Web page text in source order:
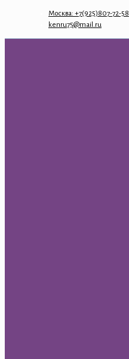
Москва: +7(925)807-72-58
kenru75@mail.ru